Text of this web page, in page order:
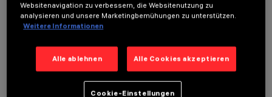
OPTIONALE KOMPONENTEN
Websitenavigation zu verbessern, die Websitenutzung zu
analysieren und unsere Marketingbemühungen zu unterstützen.
Weitere Informationen
Alle ablehnen Alle Cookies akzeptieren
Cookie-Einstellungen